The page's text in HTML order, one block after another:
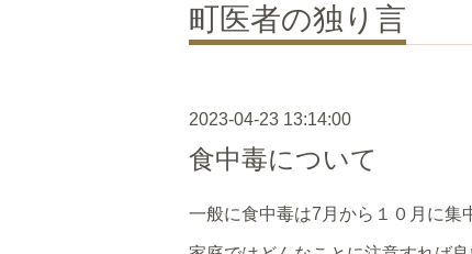
町医者の独り言
2023-04-23 13:14:00
食中毒について
一般に食中毒は7月から１０月に集